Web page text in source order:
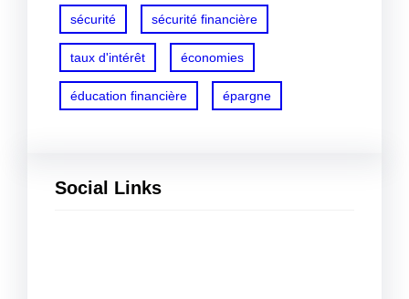
sécurité sécurité financière
taux d'intérêt économies
éducation financière épargne
Social Links